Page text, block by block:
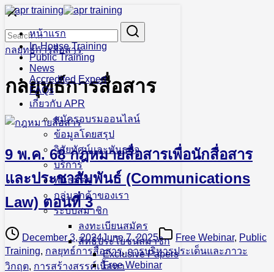
Skip
contentหน้าแรก
In-House Training
Public Training
News
Accredited Expert
FAQs
เกี่ยวกับ APR
สมัครอบรมออนไลน์
ข้อมูลโดยสรุป
วิสัยทัศน์และพันธกิจ
บริการ
พันธมิตร
กลุ่มลูกค้าของเรา
ระบบสมาชิก
ลงทะเบียนสมัคร
สิทธิประโยชน์สมาชิก
Exclusive Papers
Free Webinar
for:
กลยุทธ์การสื่อสาร
กลยุทธ์การสื่อสาร
9 พ.ค. 68 กฎหมายสื่อสารเพื่อนักสื่อสาร
และประชาสัมพันธ์ (Communications
Law) ตอนที่ 3
December 3, 2024June 7, 2025 Free Webinar, Public
Training, กลยุทธ์การสื่อสาร,การบริหารประเด็นและภาวะ
วิกฤต, การสร้างสรรค์เนื้อหา